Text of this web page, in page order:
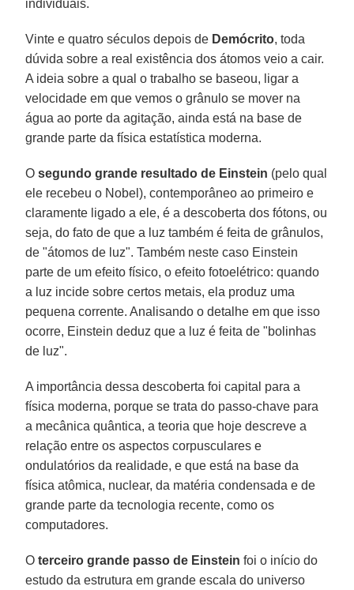
individuais.
Vinte e quatro séculos depois de Demócrito, toda
dúvida sobre a real existência dos átomos veio a cair.
A ideia sobre a qual o trabalho se baseou, ligar a
velocidade em que vemos o grânulo se mover na
água ao porte da agitação, ainda está na base de
grande parte da física estatística moderna.
Osegundo grande resultado de Einstein (pelo qual
ele recebeu o Nobel), contemporâneo ao primeiro e
claramente ligado a ele, é a descoberta dos fótons, ou
seja, do fato de que a luz também é feita de grânulos,
de "átomos de luz". Também neste caso Einstein
parte de um efeito físico, o efeito fotoelétrico: quando
a luz incide sobre certos metais, ela produz uma
pequena corrente. Analisando o detalhe em que isso
ocorre, Einstein deduz que a luz é feita de "bolinhas
de luz".
A importância dessa descoberta foi capital para a
física moderna, porque se trata do passo-chave para
a mecânica quântica, a teoria que hoje descreve a
relação entre os aspectos corpusculares e
ondulatórios da realidade, e que está na base da
física atômica, nuclear, da matéria condensada e de
grande parte da tecnologia recente, como os
computadores.
Oterceiro grande passo de Einstein foi o início do
estudo da estrutura em grande escala do universo